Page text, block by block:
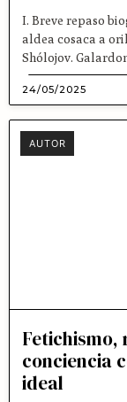
I. Breve repaso
aldea cosaca a
Shólojov.
24/05/2025
AUTOR
conciencia
ideal